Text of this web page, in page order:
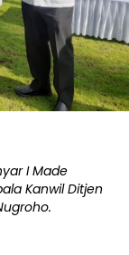
I Made
Kanwil Ditjen